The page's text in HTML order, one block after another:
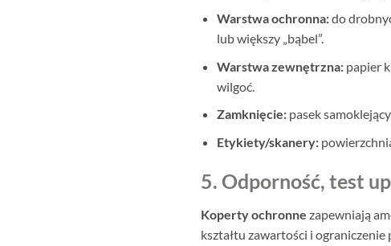
Warstwa ochronna:do
lub większy „bąbel”.
Warstwa zewnętrzna: papier
wilgoć.
Zamknięcie: pasek
Etykiety/skanery:
5. Odporność, test
Koperty ochronne zapewniają
kształtu zawartości i